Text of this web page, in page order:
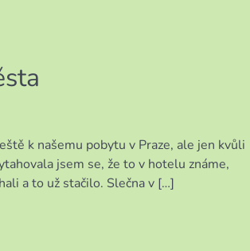
k našemu pobytu v Praze, ale jen kvůli
jsem se, že to v hotelu známe,
a to už stačilo. Slečna v […]